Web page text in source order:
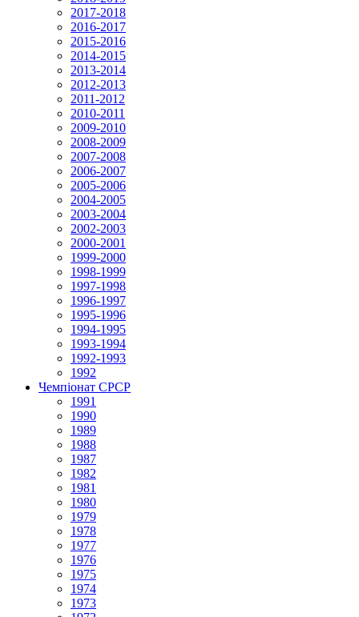
2017-2018
2016-2017
2015-2016
2014-2015
2013-2014
2012-2013
2011-2012
2010-2011
2009-2010
2008-2009
2007-2008
2006-2007
2005-2006
2004-2005
2003-2004
2002-2003
2000-2001
1999-2000
1998-1999
1997-1998
1996-1997
1995-1996
1994-1995
1993-1994
1992-1993
1992
Чемпіонат СРСР
1991
1990
1989
1988
1987
1982
1981
1980
1979
1978
1977
1976
1975
1974
1973